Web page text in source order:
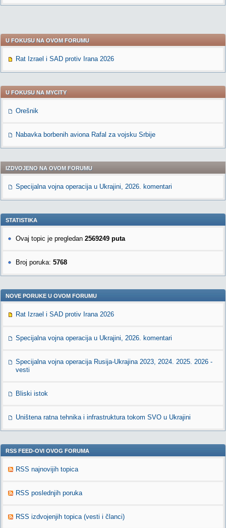
U FOKUSU NA OVOM FORUMU
Rat Izrael i SAD protiv Irana 2026
U FOKUSU NA MYCITY
Orešnik
Nabavka borbenih aviona Rafal za vojsku Srbije
IZDVOJENO NA OVOM FORUMU
Specijalna vojna operacija u Ukrajini, 2026. komentari
STATISTIKA
Ovaj topic je pregledan 2569249 puta
Broj poruka: 5768
NOVE PORUKE U OVOM FORUMU
Rat Izrael i SAD protiv Irana 2026
Specijalna vojna operacija u Ukrajini, 2026. komentari
Specijalna vojna operacija Rusija-Ukrajina 2023, 2024. 2025. 2026 -
vesti
Bliski istok
Uništena ratna tehnika i infrastruktura tokom SVO u Ukrajini
RSS FEED-OVI OVOG FORUMA
RSS najnovijih topica
RSS poslednjih poruka
RSS izdvojenjih topica (vesti i članci)